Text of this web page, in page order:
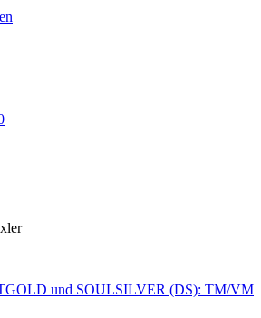
und SOULSILVER (DS): TM/VM